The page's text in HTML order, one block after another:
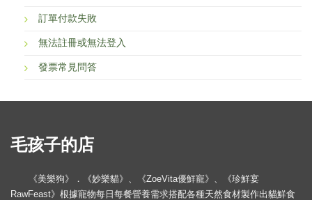
訂單付款失敗
無法註冊或無法登入
發票常見問答
毛孩子的店
《美樂狗》．《妙樂貓》、《ZoeVita優鮮寵》、《珍鮮宴
RawFeast》根據寵物每日每餐營養需求搭配各種天然食材製作出貓鮮食